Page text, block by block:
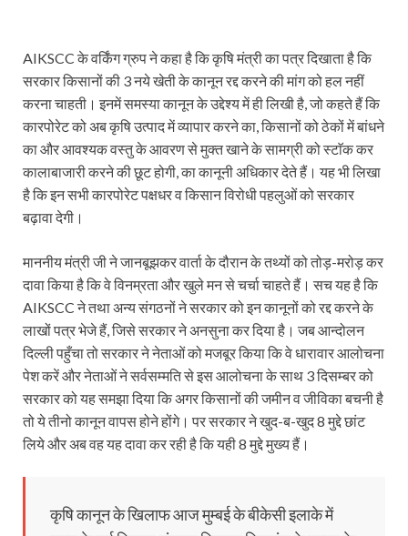
AIKSCC के वर्किंग ग्रुप ने कहा है कि कृषि मंत्री का पत्र दिखाता है कि
सरकार किसानों की 3 नये खेती के कानून रद्द करने की मांग को हल नहीं
करना चाहती। इनमें समस्या कानून के उद्देश्य में ही लिखी है, जो कहते हैं कि
कारपोरेट को अब कृषि उत्पाद में व्यापार करने का, किसानों को ठेकों में बांधने
का और आवश्यक वस्तु के आवरण से मुक्त खाने के सामग्री को स्टाॅक कर
कालाबाजारी करने की छूट होगी, का कानूनी अधिकार देते हैं। यह भी लिखा
है कि इन सभी कारपोरेट पक्षधर व किसान विरोधी पहलुओं को सरकार
बढ़ावा देगी।
माननीय मंत्री जी ने जानबूझकर वार्ता के दौरान के तथ्यों को तोड़-मरोड़ कर
दावा किया है कि वे विनम्रता और खुले मन से चर्चा चाहते हैं। सच यह है कि
AIKSCC ने तथा अन्य संगठनों ने सरकार को इन कानूनों को रद्द करने के
लाखों पत्र भेजे हैं, जिसे सरकार ने अनसुना कर दिया है। जब आन्दोलन
दिल्ली पहुँचा तो सरकार ने नेताओं को मजबूर किया कि वे धारावार आलोचना
पेश करें और नेताओं ने सर्वसम्मति से इस आलोचना के साथ 3 दिसम्बर को
सरकार को यह समझा दिया कि अगर किसानों की जमीन व जीविका बचनी है
तो ये तीनो कानून वापस होने होंगे। पर सरकार ने खुद-ब-खुद 8 मुद्दे छांट
लिये और अब वह यह दावा कर रही है कि यही 8 मुद्दे मुख्य हैं।
कृषि कानून के खिलाफ आज मुम्बई के बीकेसी इलाके में